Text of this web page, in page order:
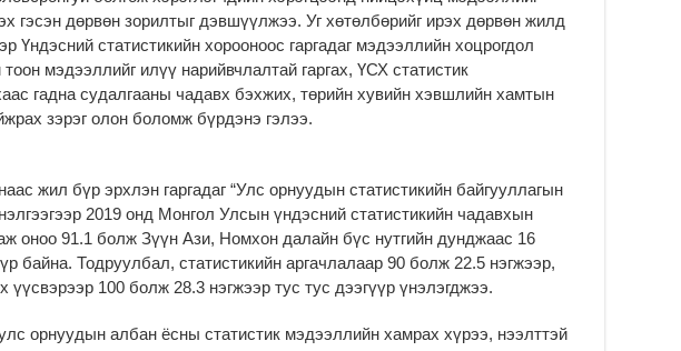
гэсэн дөрвөн зорилтыг дэвшүүлжээ. Уг хөтөлбөрийг ирэх дөрвөн жилд
Үндэсний статистикийн хорооноос гаргадаг мэдээллийн хоцрогдол
мэдээллийг илүү нарийвчлалтай гаргах, ҮСХ статистик
гадна судалгааны чадавх бэхжих, төрийн хувийн хэвшлийн хамтын
зэрэг олон боломж бүрдэнэ гэлээ.
жил бүр эрхлэн гаргадаг “Улс орнуудын статистикийн байгууллагын
2019 онд Монгол Улсын үндэсний статистикийн чадавхын
оноо 91.1 болж Зүүн Ази, Номхон далайн бүс нутгийн дунджаас 16
байна. Тодруулбал, статистикийн аргачлалаар 90 болж 22.5 нэгжээр,
үүсвэрээр 100 болж 28.3 нэгжээр тус тус дээгүүр үнэлэгджээ.
орнуудын албан ёсны статистик мэдээллийн хамрах хүрээ, нээлттэй